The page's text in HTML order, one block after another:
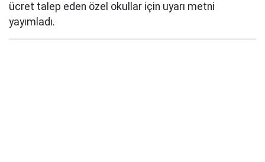
ücret talep eden özel okullar için uyarı metni
yayımladı.